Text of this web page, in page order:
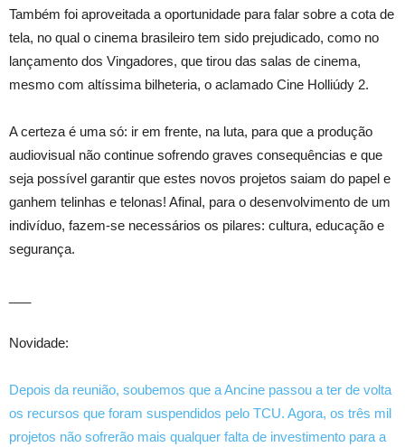
Também foi aproveitada a oportunidade para falar sobre a cota de
tela, no qual o cinema brasileiro tem sido prejudicado, como no
lançamento dos Vingadores, que tirou das salas de cinema,
mesmo com altíssima bilheteria, o aclamado Cine Holliúdy 2.
A certeza é uma só: ir em frente, na luta, para que a produção
audiovisual não continue sofrendo graves consequências e que
seja possível garantir que estes novos projetos saiam do papel e
ganhem telinhas e telonas! Afinal, para o desenvolvimento de um
indivíduo, fazem-se necessários os pilares: cultura, educação e
segurança.
Novidade:
Depois da reunião, soubemos que a Ancine passou a ter de volta
os recursos que foram suspendidos pelo TCU. Agora, os três mil
projetos não sofrerão mais qualquer falta de investimento para a